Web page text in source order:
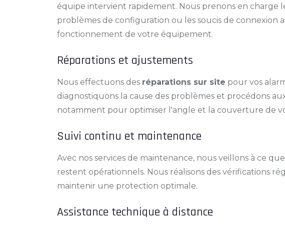
équipe intervient rapidement. Nous prenons en charge
problèmes de configuration ou les soucis de connexion
fonctionnement de votre équipement.
Réparations et ajustements
Nous effectuons des réparations sur site pour vos
diagnostiquons la cause des problèmes et procédons
notamment pour optimiser l'angle et la couverture de
Suivi continu et maintenance
Avec nos services de maintenance, nous veillons à ce
restent opérationnels. Nous réalisons des vérifications
maintenir une protection optimale.
Assistance technique à distance